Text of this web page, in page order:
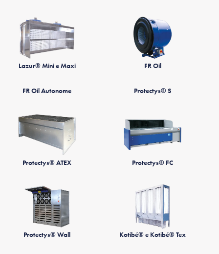
Lazur® Mini e Maxi FR Oil
FR Oil Autonome Protectys® S
Protectys® ATEX Protectys® FC
Protectys® Wall Kotibé® e Kotibé® Tex